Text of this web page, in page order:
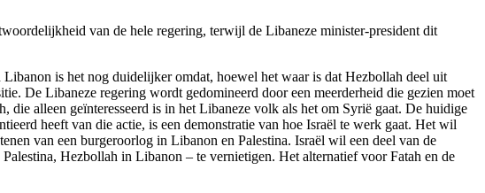
van de hele regering, terwijl de Libaneze minister-president dit
is het nog duidelijker omdat, hoewel het waar is dat Hezbollah deel uit
De Libaneze regering wordt gedomineerd door een meerderheid die gezien moet
alleen geïnteresseerd is in het Libaneze volk als het om Syrië gaat. De huidige
heeft van die actie, is een demonstratie van hoe Israël te werk gaat. Het wil
van een burgeroorlog in Libanon en Palestina. Israël wil een deel van de
Hezbollah in Libanon – te vernietigen. Het alternatief voor Fatah en de